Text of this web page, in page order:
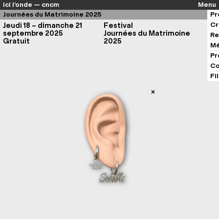
ici l’onde — cncm
Menu
Journées du Matrimoine 2025
Jeudi 18 – dimanche 21
septembre 2025
Gratuit
Festival
Journées du Matrimoine
2025